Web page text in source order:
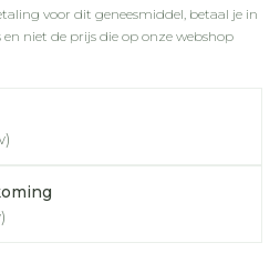
voor dit geneesmiddel, betaal je in
niet de prijs die op onze webshop